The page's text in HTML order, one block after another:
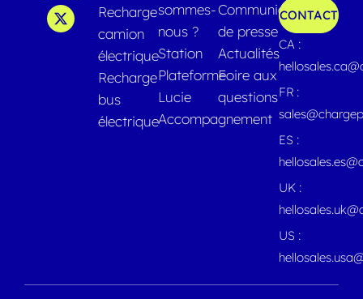
Recharge
camion
électrique
Recharge
bus
électrique
sommes-
nous ?
Station
Plateforme
Lucie
Accompagnement
Communiqués
de presse
Actualités
Foire aux
questions
CONTACT
CA :
FR :
ES :
UK :
US :